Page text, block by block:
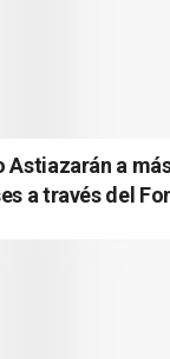
Astiazarán a
a través del